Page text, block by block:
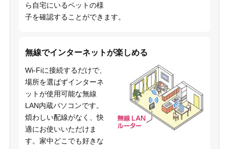
ら自宅にいるペットの様
子を確認することができます。
無線でインターネットが楽しめる
Wi-Fiに接続するだけで、
場所を選ばずインターネ
ットが使用可能な無線
LAN内蔵パソコンです。
煩わしい配線がなく、快
適にお使いいただけま
す。家中どこでも好きな